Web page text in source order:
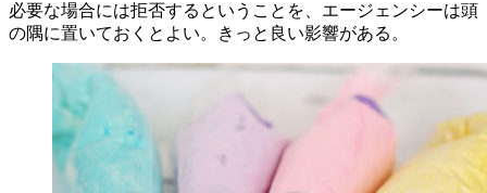
必要な場合には拒否するということを、エージェンシーは頭
の隅に置いておくとよい。きっと良い影響がある。